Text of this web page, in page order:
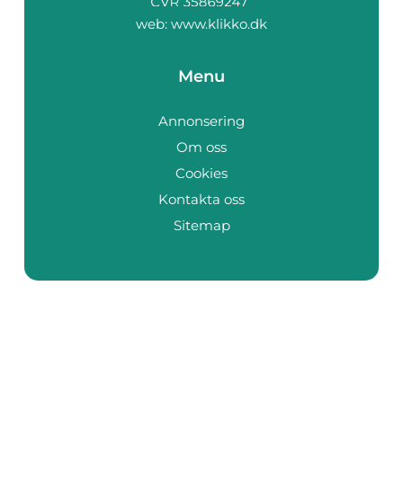
web: www.klikko.dk
Menu
Annonsering
Om oss
Cookies
Kontakta oss
Sitemap